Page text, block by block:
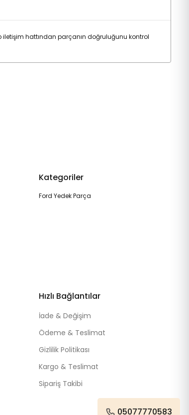
iletişim hattından parçanın doğruluğunu kontrol
Kategoriler
Ford Yedek Parça
Hızlı Bağlantılar
İade & Değişim
Ödeme & Teslimat
Gizlilik Politikası
Kargo & Teslimat
Sipariş Takibi
05077770583